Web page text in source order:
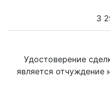
3
Удостоверение
является